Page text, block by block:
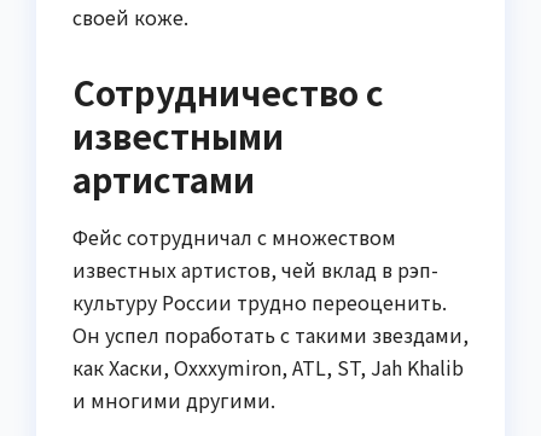
своей коже.
Сотрудничество с
известными
артистами
Фейс сотрудничал с множеством
известных артистов, чей вклад в рэп-
культуру России трудно переоценить.
Он успел поработать с такими звездами,
как Хаски, Oxxxymiron, ATL, ST, Jah Khalib
и многими другими.